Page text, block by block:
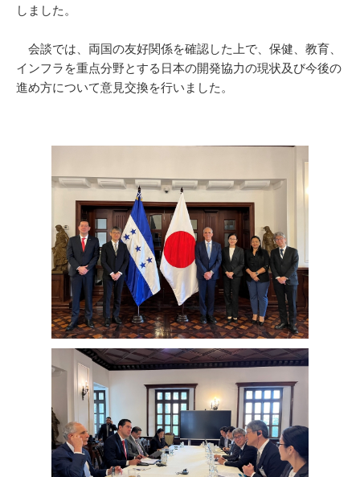
しました。
会談では、両国の友好関係を確認した上で、保健、教育、
インフラを重点分野とする日本の開発協力の現状及び今後の
進め方について意見交換を行いました。